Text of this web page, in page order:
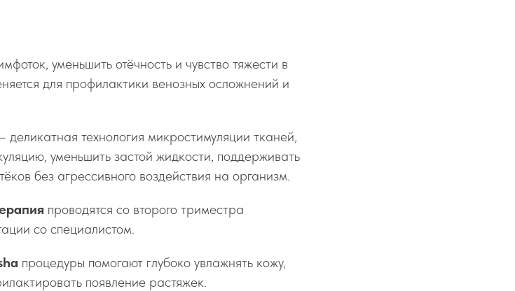
уменьшить отёчность и чувство тяжести в
для профилактики венозных осложнений и
деликатная технология микростимуляции тканей,
уменьшить застой жидкости, поддерживать
без агрессивного воздействия на организм.
проводятся со второго триместра
со специалистом.
процедуры помогают глубоко увлажнять кожу,
появление растяжек.